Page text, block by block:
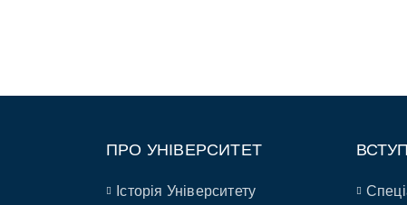
ПРО УНІВЕРСИТЕТ
Історія Університету